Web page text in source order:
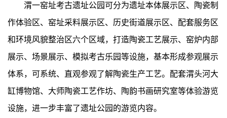
渭一窑址考古遗址公园可分为遗址本体展示区、陶瓷制
作体验区、窑址采料展示区、历史街道展示区、配套服务区
和环境风貌整治区六个区域，打造陶瓷工艺展示、窑炉内部
展示、场景展示、模拟考古乐园等设施，基本形成参观展示
体系，可系统、直观参观了解陶瓷生产工艺。配套渭头河大
缸博物馆、大师陶瓷工艺作坊、陶韵书画研究室等体验游览
设施，进一步丰富了遗址公园的游览内容。